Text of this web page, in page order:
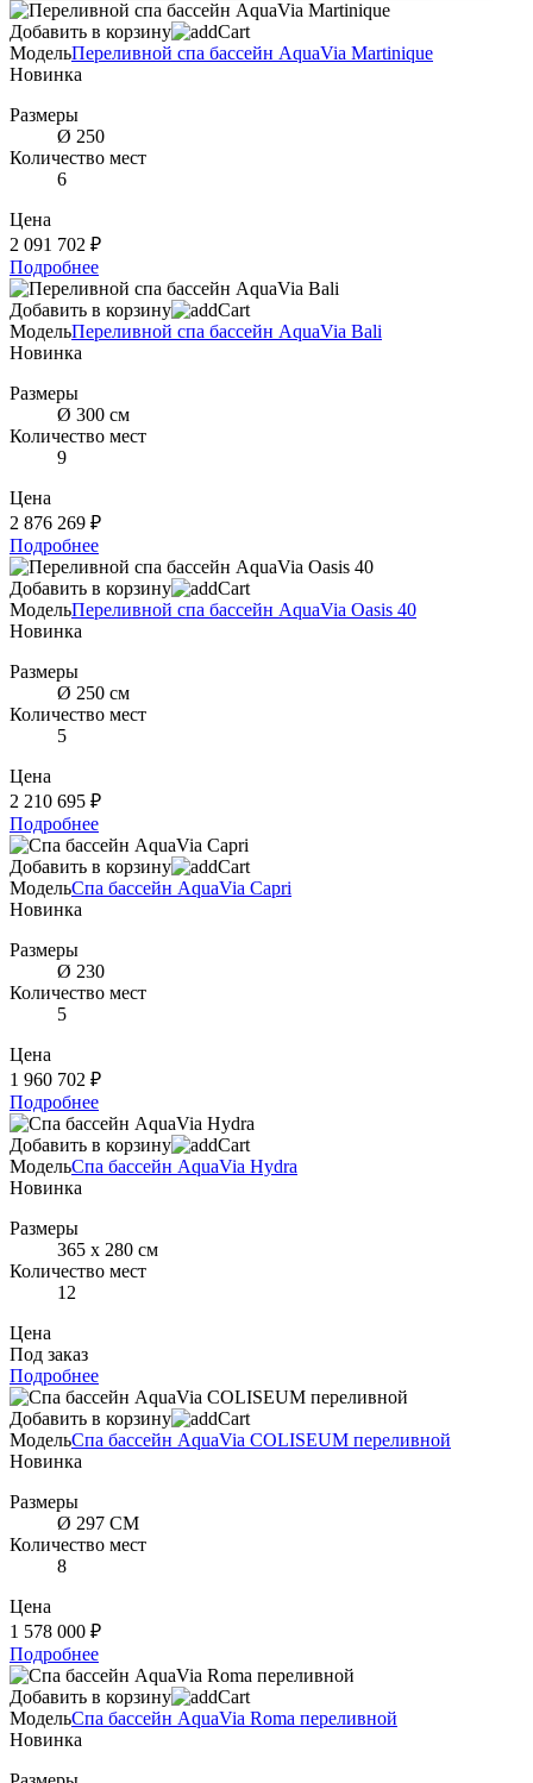
Добавить в корзину
МодельПереливной спа бассейн AquaVia Martinique
Новинка
Размеры
Ø 250
Количество мест
6
Цена
2 091 702 ₽
Подробнее
Добавить в корзину
МодельПереливной спа бассейн AquaVia Bali
Новинка
Размеры
Ø 300 см
Количество мест
9
Цена
2 876 269 ₽
Подробнее
Добавить в корзину
МодельПереливной спа бассейн AquaVia Oasis 40
Новинка
Размеры
Ø 250 см
Количество мест
5
Цена
2 210 695 ₽
Подробнее
Добавить в корзину
МодельCпа бассейн AquaVia Capri
Новинка
Размеры
Ø 230
Количество мест
5
Цена
1 960 702 ₽
Подробнее
Добавить в корзину
МодельСпа бассейн AquaVia Hydra
Новинка
Размеры
365 х 280 см
Количество мест
12
Цена
Под заказ
Подробнее
Добавить в корзину
МодельСпа бассейн AquaVia COLISEUM переливной
Новинка
Размеры
Ø 297 СМ
Количество мест
8
Цена
1 578 000 ₽
Подробнее
Добавить в корзину
МодельСпа бассейн AquaVia Roma переливной
Новинка